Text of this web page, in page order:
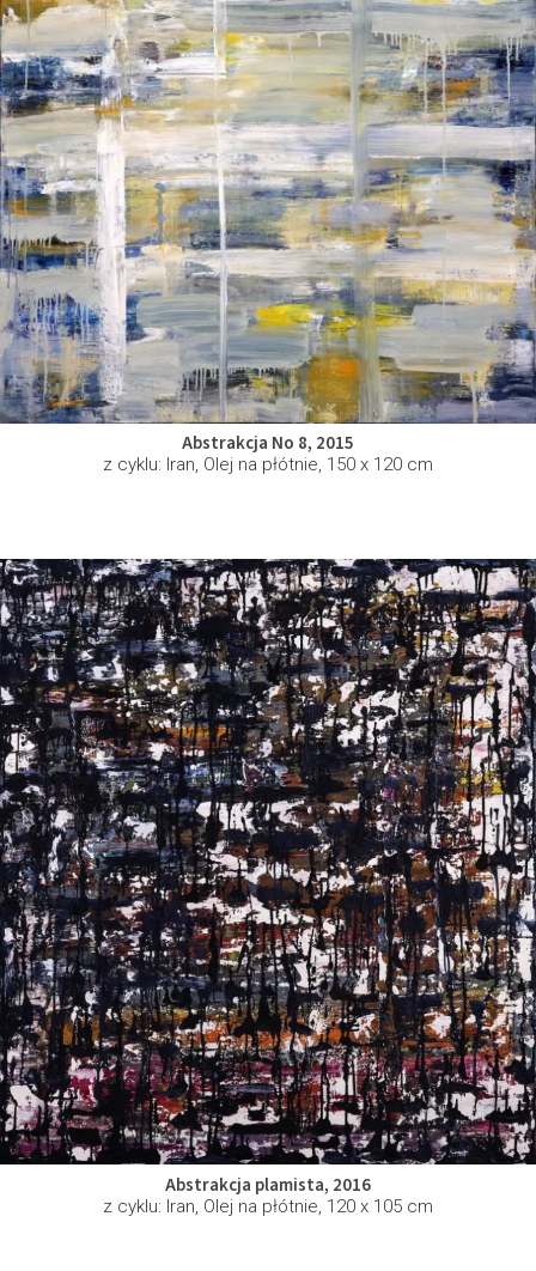
Abstrakcja No 8, 2015
z cyklu: Iran, Olej na płótnie, 150 x 120 cm
Abstrakcja plamista, 2016
z cyklu: Iran, Olej na płótnie, 120 x 105 cm